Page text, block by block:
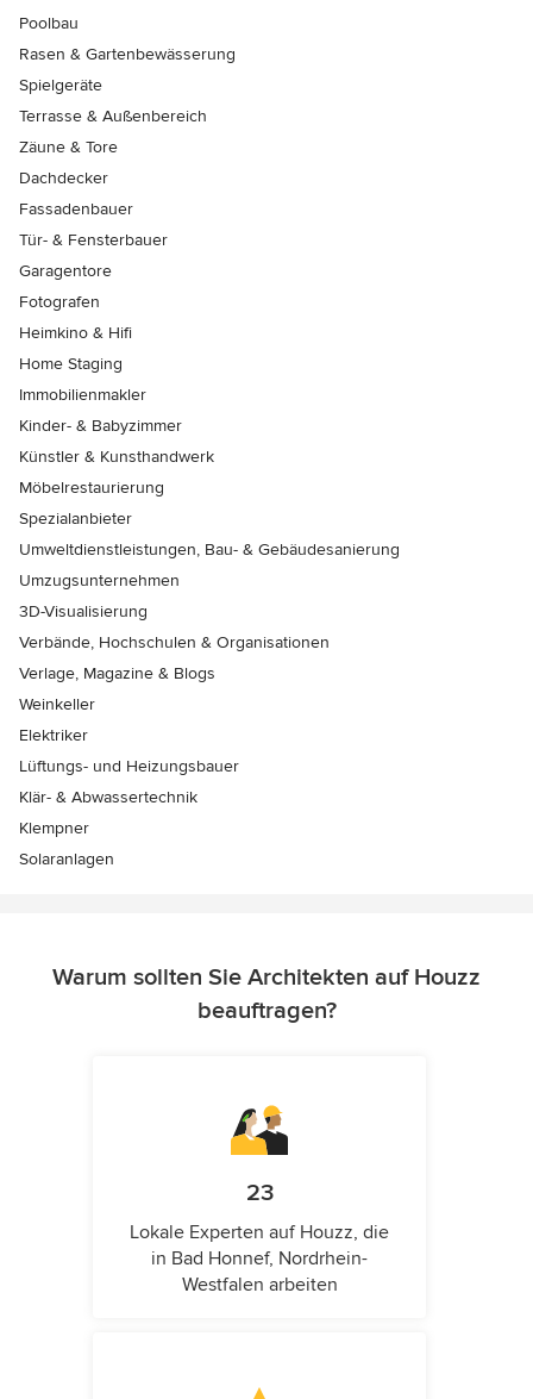
Poolbau
Rasen & Gartenbewässerung
Spielgeräte
Terrasse & Außenbereich
Zäune & Tore
Dachdecker
Fassadenbauer
Tür- & Fensterbauer
Garagentore
Fotografen
Heimkino & Hifi
Home Staging
Immobilienmakler
Kinder- & Babyzimmer
Künstler & Kunsthandwerk
Möbelrestaurierung
Spezialanbieter
Umweltdienstleistungen, Bau- & Gebäudesanierung
Umzugsunternehmen
3D-Visualisierung
Verbände, Hochschulen & Organisationen
Verlage, Magazine & Blogs
Weinkeller
Elektriker
Lüftungs- und Heizungsbauer
Klär- & Abwassertechnik
Klempner
Solaranlagen
Warum sollten Sie Architekten auf Houzz
beauftragen?
23
Lokale Experten auf Houzz, die
in Bad Honnef, Nordrhein-
Westfalen arbeiten